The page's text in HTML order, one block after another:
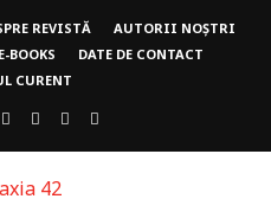
REVISTĂ
AUTORII NOȘTRI
BOOKS
DATE DE CONTACT
CURENT